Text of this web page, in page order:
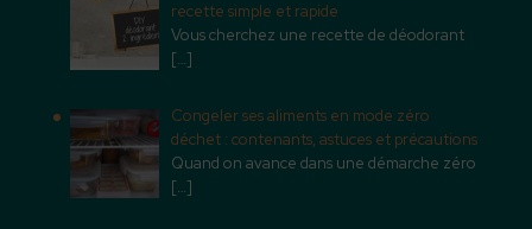
recette simple et rapide
Vous cherchez une recette de déodorant
[…]
Congeler ses aliments en mode zéro
déchet : contenants, astuces et précautions
Quand on avance dans une démarche zéro
[…]